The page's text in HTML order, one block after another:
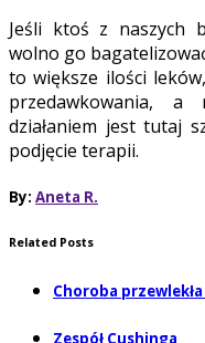
Jeśli ktoś z naszych
wolno go
to większe ilości
przedawkowania, a
działaniem jest tutaj
podjęcie terapii.
By: Aneta R.
Related Posts
Choroba
Zespół Cushinga